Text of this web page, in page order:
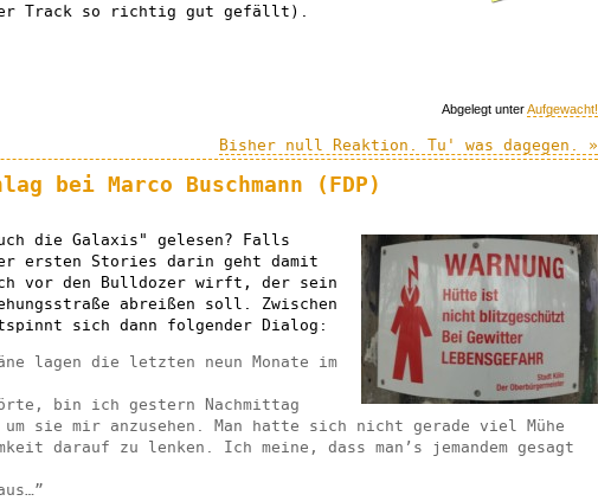
Track so richtig gut gefällt).
Abgelegt unterAufgewacht!
Bisher null Reaktion. Tu' was dagegen. »
bei Marco Buschmann (FDP)
die Galaxis" gelesen? Falls
ersten Stories darin geht damit
vor den Bulldozer wirft, der sein
abreißen soll. Zwischen
sich dann folgender Dialog:
lagen die letzten neun Monate im
bin ich gestern Nachmittag
sie mir anzusehen. Man hatte sich nicht gerade viel Mühe
darauf zu lenken. Ich meine, dass man’s jemandem gesagt